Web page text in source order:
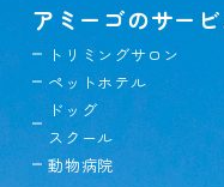
アミーゴのサー
トリミングサロン
ペットホテル
ドッグ
スクール
動物病院